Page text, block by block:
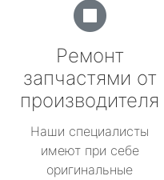
Ремонт
запчастями от
производителя
Наши специалисты
имеют при себе
оригинальные